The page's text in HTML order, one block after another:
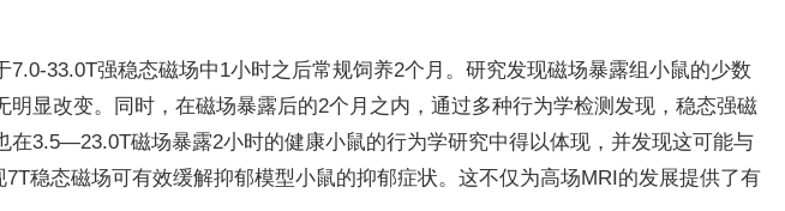
33.0T强稳态磁场中1小时之后常规饲养2个月。研究发现磁场暴露组小鼠的少数
显改变。同时，在磁场暴露后的2个月之内，通过多种行为学检测发现，稳态强磁
3.5—23.0T磁场暴露2小时的健康小鼠的行为学研究中得以体现，并发现这可能与
稳态磁场可有效缓解抑郁模型小鼠的抑郁症状。这不仅为高场MRI的发展提供了有